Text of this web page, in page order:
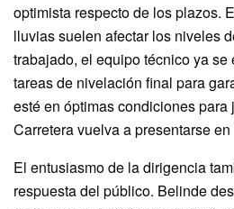
optimista respecto de los plazos.
lluvias suelen afectar los niveles
trabajado, el equipo técnico ya
tareas de nivelación final para
esté en óptimas condiciones
Carretera vuelva a presentarse
El entusiasmo de la dirigencia
respuesta del público. Belinde